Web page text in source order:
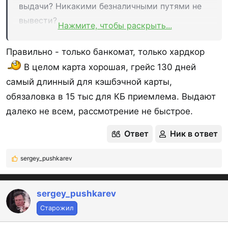
выдачи? Никакими безналичными путями не
вывести? Нажмите, чтобы раскрыть...
Правильно - только банкомат, только хардкор
В целом карта хорошая, грейс 130 дней
самый длинный для кэшбэчной карты,
обязаловка в 15 тыс для КБ приемлема. Выдают
далеко не всем, рассмотрение не быстрое.
Ответ Ник в ответ
Р
е
а
к
ц
и
и
sergey_pushkarev
sergey_pushkarev
Старожил